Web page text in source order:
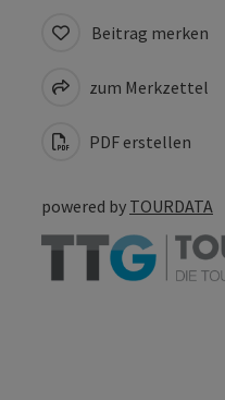
Beitrag merken
zum Merkzettel
PDF erstellen
powered by TOURDATA